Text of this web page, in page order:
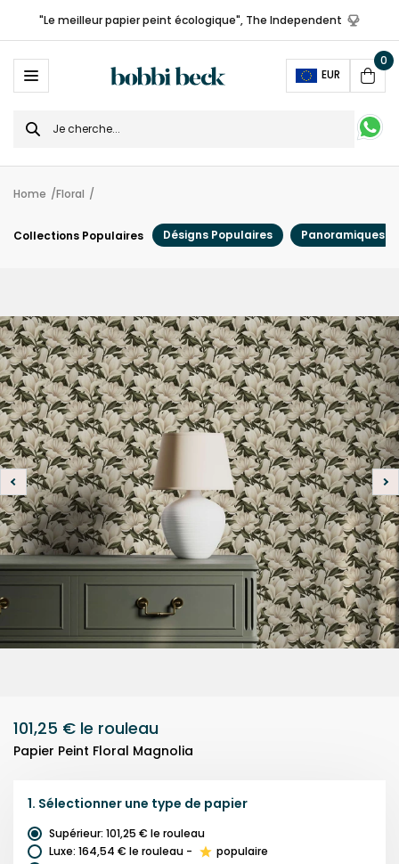
"Le meilleur papier peint écologique", The Independent
EUR
Cart
0
Search
for
Home Floral
Collections Populaires Désigns Populaires Panoramiques
101,25 € le rouleau
Papier Peint Floral Magnolia
1. Sélectionner une type de papier
Supérieur: 101,25 € le rouleau
Luxe: 164,54 € le rouleau -
populaire